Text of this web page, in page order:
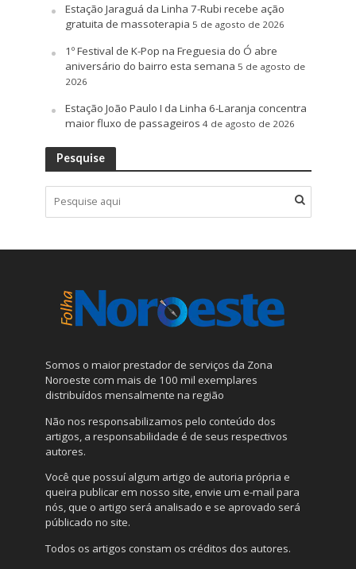
Estação Jaraguá da Linha 7-Rubi recebe ação
gratuita de massoterapia 5 de agosto de 2026
1º Festival de K-Pop na Freguesia do Ó abre
aniversário do bairro esta semana 5 de agosto de
2026
Estação João Paulo I da Linha 6-Laranja concentra
maior fluxo de passageiros 4 de agosto de 2026
Pesquise
Somos o maior prestador de serviços da Zona
Noroeste com mais de 100 mil exemplares
distribuídos mensalmente na região
Não nos responsabilizamos pelo conteúdo dos
artigos, a responsabilidade é de seus respectivos
autores.
Você que possuí algum artigo de autoria própria e
queira publicar em nosso site, envie um e-mail para
nós, que o artigo será analisado e se aprovado será
públicado no site.
Todos os artigos constam os créditos dos autores.